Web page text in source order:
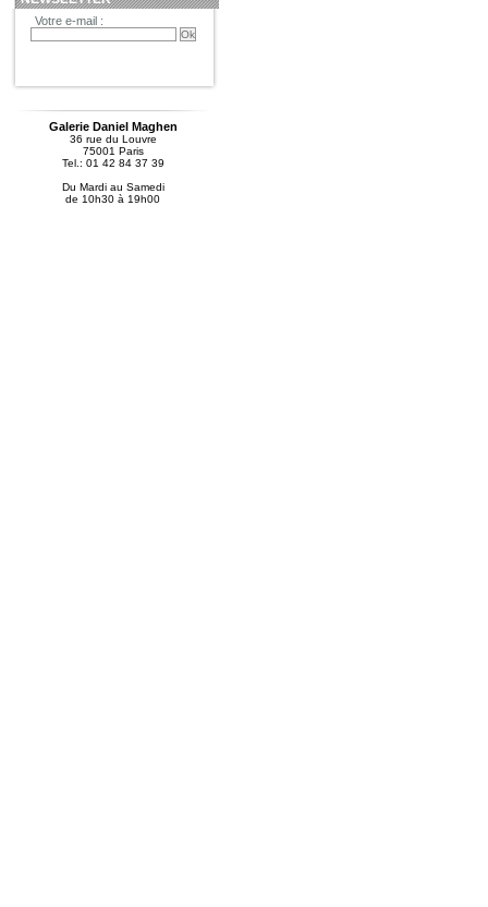
Votre e-mail :
Galerie Daniel Maghen
36 rue du Louvre
75001 Paris
Tel.: 01 42 84 37 39
Du Mardi au Samedi
de 10h30 à 19h00